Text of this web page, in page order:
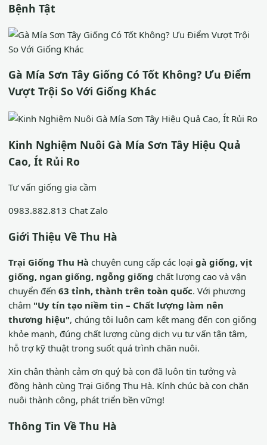
Bệnh Tật
Gà Mía Sơn Tây Giống Có Tốt Không? Ưu Điểm
Vượt Trội So Với Giống Khác
Kinh Nghiệm Nuôi Gà Mía Sơn Tây Hiệu Quả
Cao, Ít Rủi Ro
Tư vấn giống gia cầm
0983.882.813 Chat Zalo
Giới Thiệu Về Thu Hà
Trại Giống Thu Hà chuyên cung cấp các loạigà giống, vịt
giống, ngan giống, ngỗng giống chất lượng cao và vận
chuyển đến63 tỉnh, thành trên toàn quốc. Với phương
châm "Uy tín tạo niềm tin – Chất lượng làm nên
thương hiệu", chúng tôi luôn cam kết mang đến con giống
khỏe mạnh, đúng chất lượng cùng dịch vụ tư vấn tận tâm,
hỗ trợ kỹ thuật trong suốt quá trình chăn nuôi.
Xin chân thành cảm ơn quý bà con đã luôn tin tưởng và
đồng hành cùng Trại Giống Thu Hà. Kính chúc bà con chăn
nuôi thành công, phát triển bền vững!
Thông Tin Về Thu Hà